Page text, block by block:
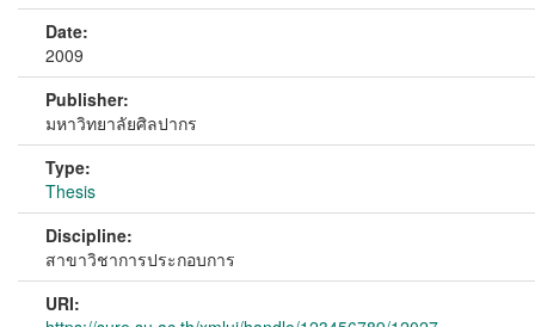
Date:
2009
Publisher:
มหาวิทยาลัยศิลปากร
Type:
Thesis
Discipline:
สาขาวิชาการประกอบการ
URI: